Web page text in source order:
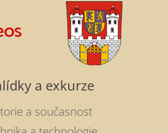
a exkurze
a současnost